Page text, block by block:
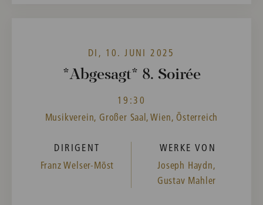
DI, 10. JUNI 2025
*Abgesagt* 8. Soirée
19:30
Musikverein, Großer Saal, Wien, Österreich
DIRIGENT
Franz Welser-Möst
WERKE VON
Joseph Haydn,
Gustav Mahler